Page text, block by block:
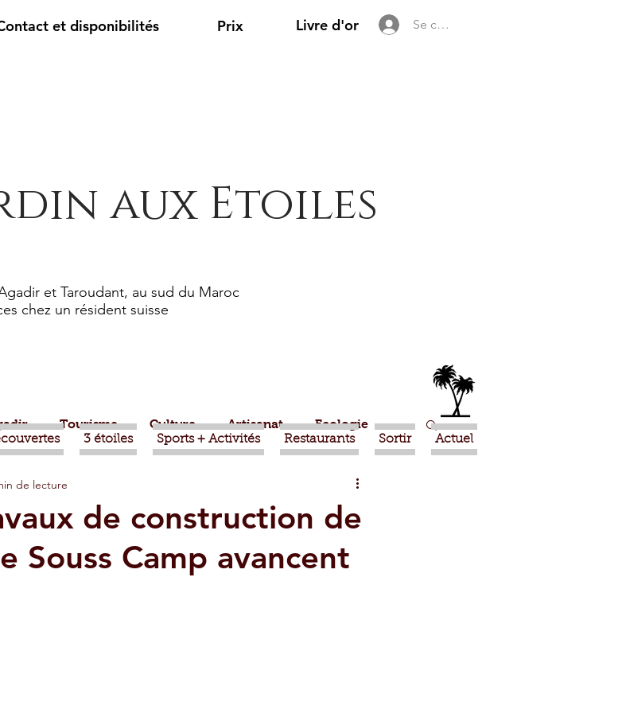
et disponibilités Prix Livre d'or Se connecter
aux Etoiles
et Taroudant, au sud du Maroc
chez un résident suisse
3 étoiles Sports + Activités Restaurants Sortir Actuel
Tourisme Culture Artisanat Ecologie
Taroudant
VI Economie Déconseillé Ouled Teima
de construction de
Souss Camp avancent
de lecture